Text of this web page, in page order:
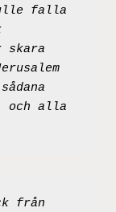
falla
skara
och alla
från